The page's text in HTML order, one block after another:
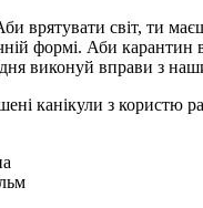
врятувати світ, ти
формі. Аби карантин
виконуй вправи з
канікули з користю